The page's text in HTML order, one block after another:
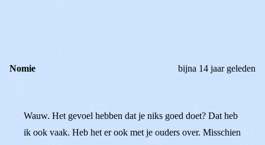
Nomie bijna 14 jaar geleden
Wauw. Het gevoel hebben dat je niks goed doet? Dat heb
ik ook vaak. Heb het er ook met je ouders over. Misschien